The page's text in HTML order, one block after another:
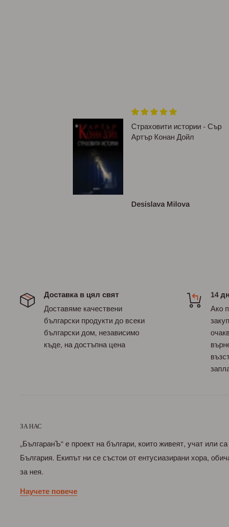
Страховити истории - Сър
Артър Конан Дойл
Desislava Milova
Доставка в цял свят
Доставяме качествени
български продукти до всеки
български дом, независимо
къде, на достъпна цена
14
Ако
ЗА НАС
„БългаранЪ“ е проект на българи, които живеят, учат или
България. Екипът ни се състои от ентусиазирани хора,
за нея.
Научете повече